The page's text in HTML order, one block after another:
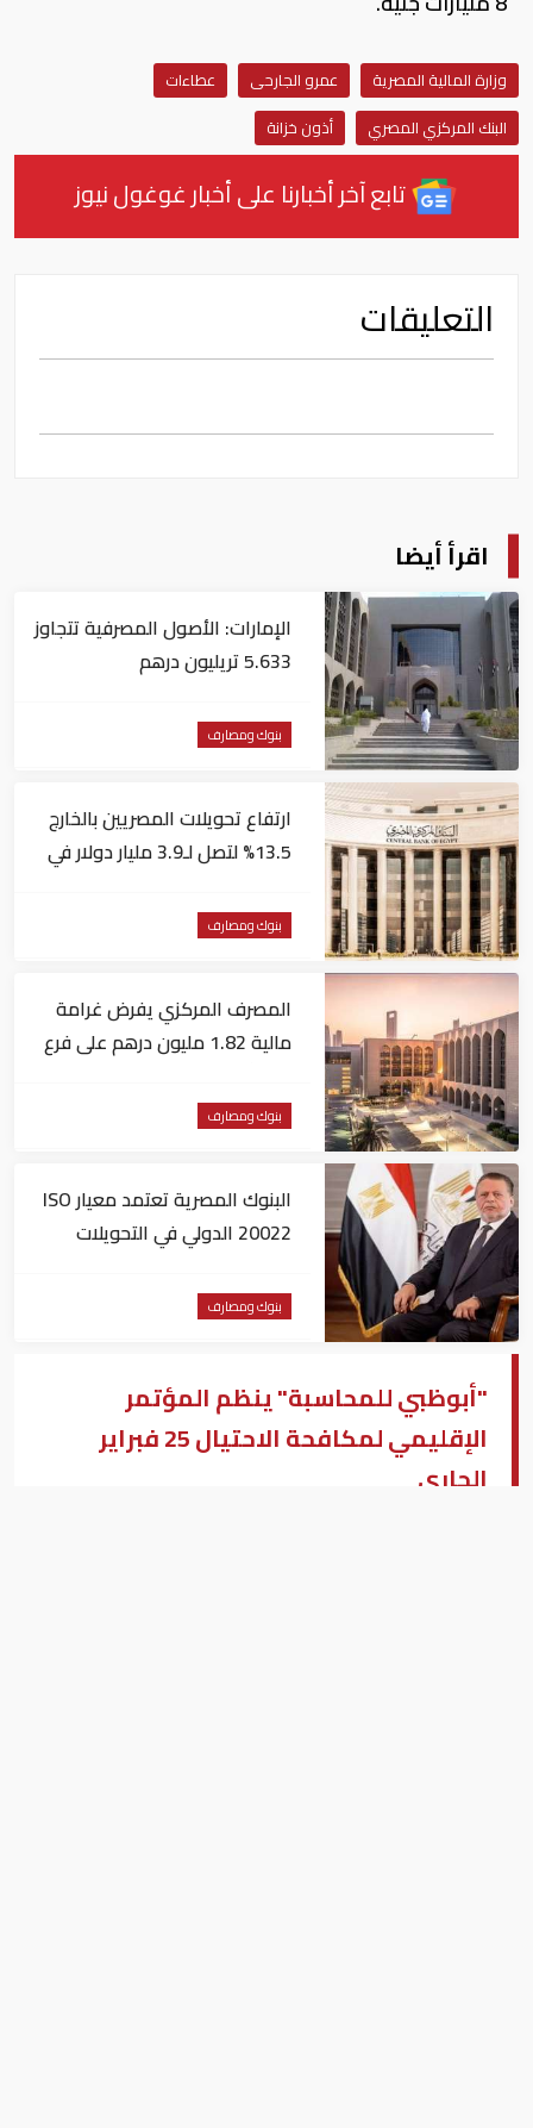
وزارة المالية المصرية عمرو الجارحى
عطاءات
البنك المركزي المصري
أذون خزانة
تابع آخر أخبارنا على أخبار غوغول نيوز
التعليقات
اقرأ أيضا
الإمارات: الأصول المصرفية تتجاوز
5.633 تريليون درهم
بنوك ومصارف
ارتفاع تحويلات المصريين بالخارج
13.5% لتصل لـ3.9 مليار دولار في
بنوك ومصارف
المصرف المركزي يفرض غرامة
مالية 1.82 مليون درهم على فرع
بنوك ومصارف
البنوك المصرية تعتمد معيار ISO
20022 الدولي في التحويلات
بنوك ومصارف
"أبوظبي للمحاسبة" ينظم المؤتمر
الإقليمي لمكافحة الاحتيال 25 فبراير
الجاري